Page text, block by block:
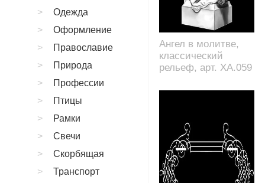
Ангел в молитве,
классический
рельеф, арт. XA.059
Одежда
Оформление
Православие
Природа
Профессии
Птицы
Рамки
Свечи
Скорбящая
Транспорт